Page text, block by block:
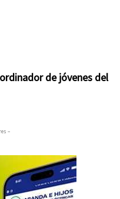
de jóvenes del
–